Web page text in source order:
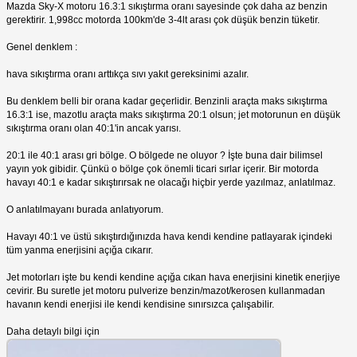
Mazda Sky-X motoru 16.3:1 sıkıştırma oranı sayesinde çok daha az benzin
gerektirir. 1,998cc motorda 100km'de 3-4lt arası çok düşük benzin tüketir.
Genel denklem :
hava sıkıştırma oranı arttıkça sıvı yakıt gereksinimi azalır.
Bu denklem belli bir orana kadar geçerlidir. Benzinli araçta maks sıkıştırma
16.3:1 ise, mazotlu araçta maks sıkıştırma 20:1 olsun; jet motorunun en düşük
sıkıştırma oranı olan 40:1'in ancak yarısı.
20:1 ile 40:1 arası gri bölge. O bölgede ne oluyor ? İşte buna dair bilimsel
yayın yok gibidir. Çünkü o bölge çok önemli ticari sırlar içerir. Bir motorda
havayı 40:1 e kadar sıkıştırırsak ne olacağı hiçbir yerde yazılmaz, anlatılmaz.
O anlatılmayanı burada anlatıyorum.
Havayı 40:1 ve üstü sıkıştırdığınızda hava kendi kendine patlayarak içindeki
tüm yanma enerjisini açığa cıkarır.
Jet motorları işte bu kendi kendine açığa cıkan hava enerjisini kinetik enerjiye
cevirir. Bu suretle jet motoru pulverize benzin/mazot/kerosen kullanmadan
havanın kendi enerjisi ile kendi kendisine sınırsızca çalışabilir.
Daha detaylı bilgi için